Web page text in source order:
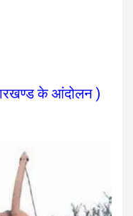
के आंदोलन )